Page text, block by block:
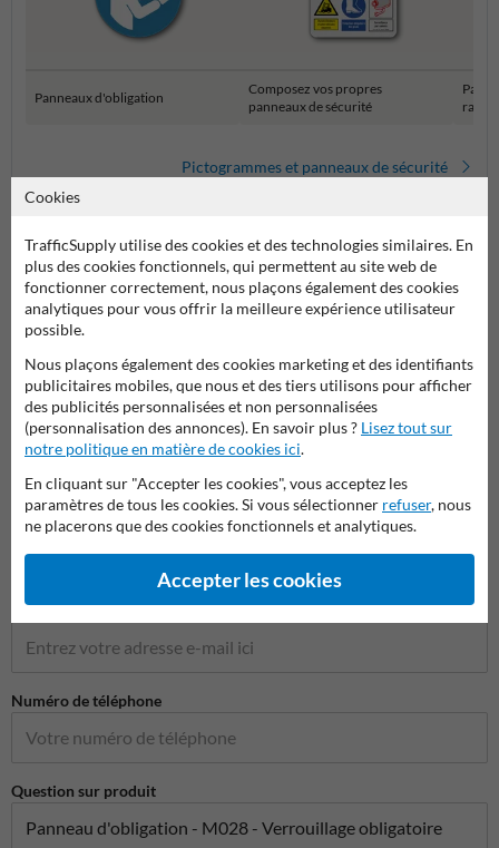
Panneaux d'obligation
Composez vos propres
panneaux de sécurité
Pictogrammes et panneaux de sécurité
Poser votre question à Panneausecurite.be
Nom*
Nom de l'entreprise
Adresse e-mail*
Numéro de téléphone
Question sur produit
Cookies
TrafficSupply utilise des cookies et des technologies similaires. En
plus des cookies fonctionnels, qui permettent au site web de
fonctionner correctement, nous plaçons également des cookies
analytiques pour vous offrir la meilleure expérience utilisateur
possible.
Nous plaçons également des cookies marketing et des identifiants
publicitaires mobiles, que nous et des tiers utilisons pour afficher
des publicités personnalisées et non personnalisées
(personnalisation des annonces). En savoir plus ? Lisez tout sur
notre politique en matière de cookies ici.
En cliquant sur "Accepter les cookies", vous acceptez les
paramètres de tous les cookies. Si vous sélectionner refuser, nous
ne placerons que des cookies fonctionnels et analytiques.
Accepter les cookies